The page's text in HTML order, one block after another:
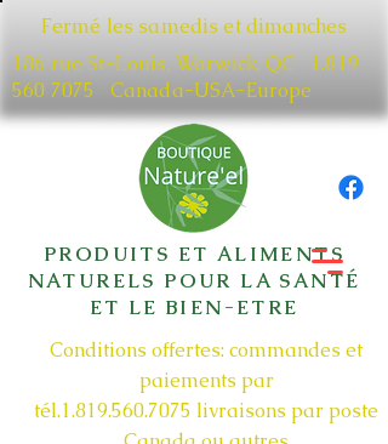
Fermé les samedis et dimanches
186 rue St-Louis, Warwick, QC​ 1.819
560 7075
Canada-USA-Europe
PRODUITS ET ALIMENTS
NATURELS POUR LA SANTÉ
ET LE BIEN-ETRE
Conditions offertes: commandes et
paiements par
tél.1.819.560.7075 livraisons par poste